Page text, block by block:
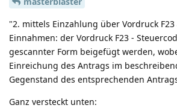
"2. mittels Einzahlung über Vordruck
Einnahmen: der Vordruck F23 -
gescannter Form beigefügt werden,
Einreichung des Antrags im
Gegenstand des entsprechenden
Ganz versteckt unten: